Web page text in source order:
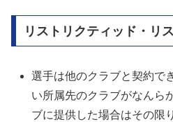
リストリクティッド・リ
選手は他のクラブと契約で
い所属先のクラブがなんら
ブに提供した場合はその限